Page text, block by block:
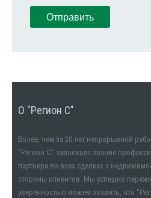
О "Регион С"
Более, чем за 20 лет непрерывной
"Регион С" завоевала звание
партнера во всех сделках с
стороны клиентов. Мы успешно
уверенностью можем заявить, что